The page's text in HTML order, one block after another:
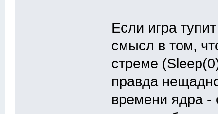
Если игра
смысл в том,
стреме
правда
времени ядра -